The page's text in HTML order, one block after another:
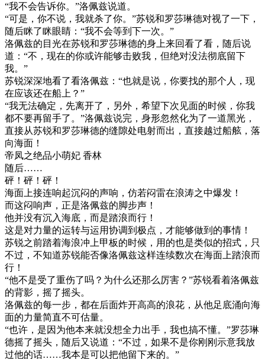
“我不会告诉你。”洛佩兹说道。
“可是，你不说，我就杀了你。”苏锐和罗莎琳德对视了一下，
随后眯了眯眼睛：“我不会等到下一次。”
洛佩兹的目光在苏锐和罗莎琳德的身上来回看了看，随后说
道：“不，现在的你或许能够击败我，但绝对没法彻底留下
我。”
苏锐深深地看了看洛佩兹：“也就是说，你要找的那个人，现
在应该还在船上？”
“我无法确定，先离开了，另外，希望下次见面的时候，你我
都不要再留手了。”洛佩兹说完，身形忽然化为了一道黑光，
直接从苏锐和罗莎琳德的缝隙处电射而出，直接越过船舷，落
向海面！
帝凤之绝品小萌妃 香林
随后……
砰！砰！砰！
海面上接连响起沉闷的声响，仿若闷雷在浪涛之中爆发！
而这闷响声，正是洛佩兹的脚步声！
他并没有沉入海底，而是踏浪而行！
这是对力量的运转与运用协调到极点，才能够做到的事情！
苏锐之前踏着海浪冲上甲板的时候，用的也是类似的招式，只
不过，不知道苏锐能否像洛佩兹这样连续数次在海面上踏浪而
行！
“他不是受了重伤了吗？为什么还那么厉害？”苏锐看着洛佩兹
的背影，摇了摇头。
洛佩兹的每一步，都在后面炸开高高的浪花，从他足底涌向海
面的力量简直不可估量。
“也许，是因为他本来就没想全力出手，我也搞不懂。”罗莎琳
德摇了摇头，随后又说道：“不过，如果不是你刚刚示意我放
过他的话……我本是可以把他留下来的。”